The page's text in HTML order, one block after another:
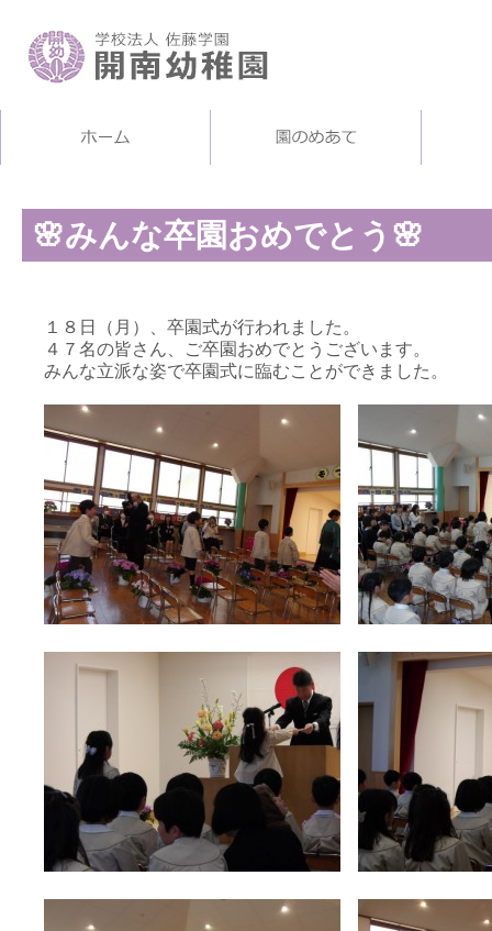
🌸みんな卒園おめでとう🌸
１８日（月）、卒園式が行われました。
４７名の皆さん、ご卒園おめでとうございます。
みんな立派な姿で卒園式に臨むことができました。